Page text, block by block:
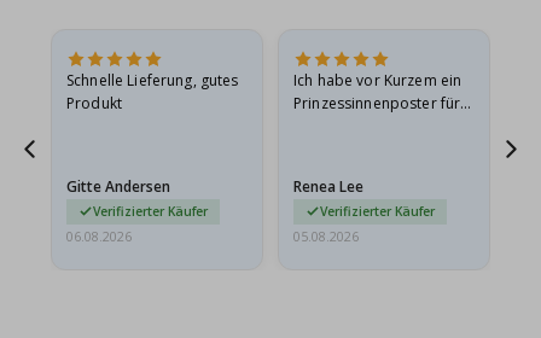
Schnelle Lieferung, gutes
Produkt
Gitte Andersen
Verifizierter Käufer
06.08.2026
Ich habe vor Kurzem ein
Prinzessinnenposter für
beschädigt…
Renea Lee
Verifizierter Käufer
05.08.2026